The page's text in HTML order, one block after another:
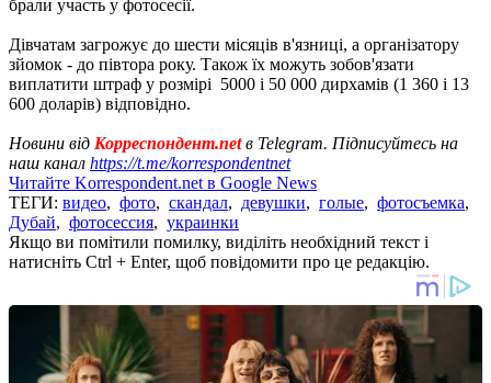
брали участь у фотосесії.
Дівчатам загрожує до шести місяців в'язниці, а організатору
зйомок - до півтора року. Також їх можуть зобов'язати
виплатити штраф у розмірі 5000 і 50 000 дирхамів (1 360 і 13
600 доларів) відповідно.
Новини від Корреспондент.netв Telegram. Підписуйтесь на
наш канал https://t.me/korrespondentnet
Читайте Korrespondent.net в Google News
ТЕГИ: видео, фото, скандал, девушки, голые, фотосъемка,
Дубай, фотосессия, украинки
Якщо ви помітили помилку, виділіть необхідний текст і
натисніть Ctrl + Enter, щоб повідомити про це редакцію.